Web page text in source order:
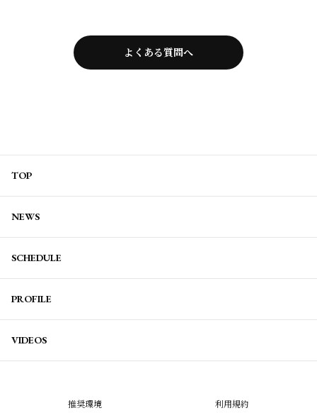
よくある質問へ
TOP
NEWS
SCHEDULE
PROFILE
VIDEOS
推奨環境 利用規約